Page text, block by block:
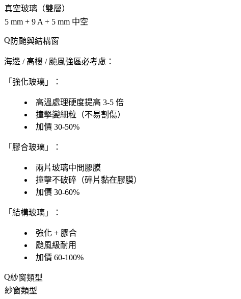
真空玻璃（雙層）
5 mm + 9 A + 5 mm 中空
防颱與結構窗
海邊 / 高樓 / 颱風強區必考慮：
「強化玻璃」：
高溫處理硬度提高 3-5 倍
撞擊變細粒（不易割傷）
加價 30-50%
「膠合玻璃」：
兩片玻璃中間膠膜
撞擊不破碎（碎片黏在膠膜）
加價 30-60%
「結構玻璃」：
強化 + 膠合
颱風級耐用
加價 60-100%
紗窗類型
紗窗類型